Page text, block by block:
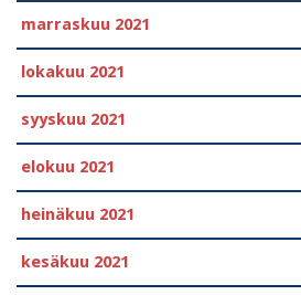
marraskuu 2021
lokakuu 2021
syyskuu 2021
elokuu 2021
heinäkuu 2021
kesäkuu 2021